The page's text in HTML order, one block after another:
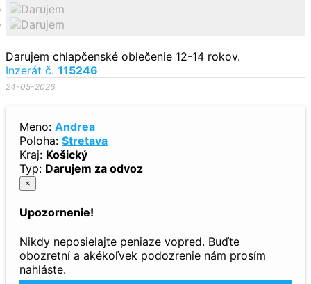
Darujem chlapčenské oblečenie 12-14 rokov.
Inzerát č. 115246
24-05-2026
Meno: Andrea
Poloha: Stretava
Kraj: Košický
Typ: Darujem za odvoz
×
Upozornenie!
Nikdy neposielajte peniaze vopred. Buďte
obozretní a akékoľvek podozrenie nám prosím
nahláste.